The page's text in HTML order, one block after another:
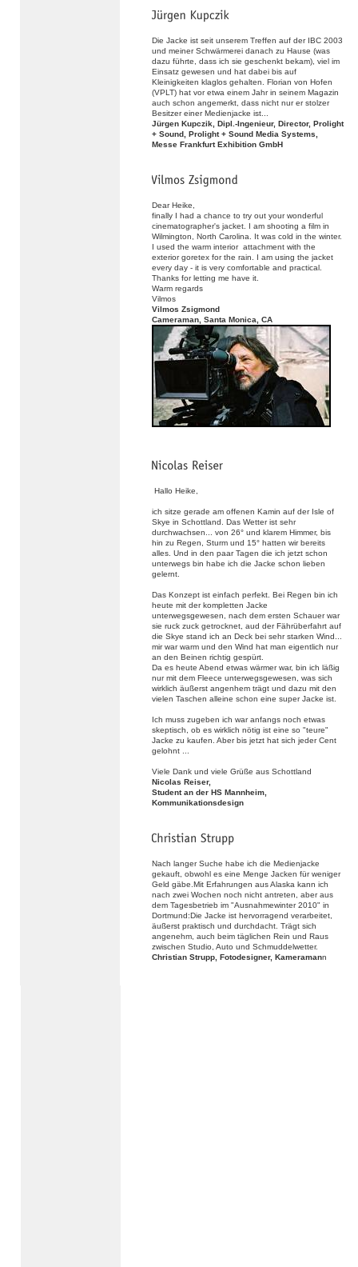
Die Jacke ist seit unserem Treffen auf der IBC 2003
und meiner Schwärmerei danach zu Hause (was
dazu führte, dass ich sie geschenkt bekam), viel im
Einsatz gewesen und hat dabei bis auf
Kleinigkeiten klaglos gehalten. Florian von Hofen
(VPLT) hat vor etwa einem Jahr in seinem Magazin
auch schon angemerkt, dass nicht nur er stolzer
Besitzer einer Medienjacke ist...
Jürgen Kupczik, Dipl.-Ingenieur, Director, Prolight
+ Sound, Prolight + Sound Media Systems,
Messe Frankfurt Exhibition GmbH
Dear Heike,
finally I had a chance to try out your wonderful
cinematographer's jacket. I am shooting a film in
Wilmington, North Carolina. It was cold in the winter.
I used the warm interior attachment with the
exterior goretex for the rain. I am using the jacket
every day - it is very comfortable and practical.
Thanks for letting me have it.
Warm regards
Vilmos
Vilmos Zsigmond
Cameraman, Santa Monica, CA
Hallo Heike,
ich sitze gerade am offenen Kamin auf der Isle of
Skye in Schottland. Das Wetter ist sehr
durchwachsen... von 26° und klarem Himmer, bis
hin zu Regen, Sturm und 15° hatten wir bereits
alles. Und in den paar Tagen die ich jetzt schon
unterwegs bin habe ich die Jacke schon lieben
gelernt.
Das Konzept ist einfach perfekt. Bei Regen bin ich
heute mit der kompletten Jacke
unterwegsgewesen, nach dem ersten Schauer war
sie ruck zuck getrocknet, aud der Fährüberfahrt auf
die Skye stand ich an Deck bei sehr starken Wind...
mir war warm und den Wind hat man eigentlich nur
an den Beinen richtig gespürt.
Da es heute Abend etwas wärmer war, bin ich läßig
nur mit dem Fleece unterwegsgewesen, was sich
wirklich äußerst angenhem trägt und dazu mit den
vielen Taschen alleine schon eine super Jacke ist.
Ich muss zugeben ich war anfangs noch etwas
skeptisch, ob es wirklich nötig ist eine so "teure"
Jacke zu kaufen. Aber bis jetzt hat sich jeder Cent
gelohnt ...
Viele Dank und viele Grüße aus Schottland
Nicolas Reiser,
Student an der HS Mannheim,
Kommunikationsdesign
Nach langer Suche habe ich die Medienjacke
gekauft, obwohl es eine Menge Jacken für weniger
Geld gäbe.Mit Erfahrungen aus Alaska kann ich
nach zwei Wochen noch nicht antreten, aber aus
dem Tagesbetrieb im "Ausnahmewinter 2010" in
Dortmund:Die Jacke ist hervorragend verarbeitet,
äußerst praktisch und durchdacht. Trägt sich
angenehm, auch beim täglichen Rein und Raus
zwischen Studio, Auto und Schmuddelwetter.
Christian Strupp, Fotodesigner, Kameramann